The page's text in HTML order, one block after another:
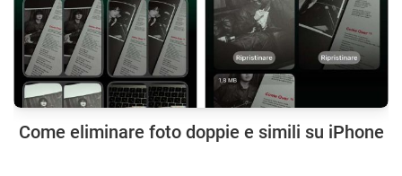
Come eliminare foto doppie e simili su iPhone